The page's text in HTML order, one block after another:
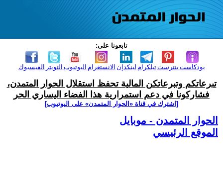
تابعونا على:
الفيسبوك التويتر اليوتيوب الانستغرام لينكدإن تيلكرامبنترست بودكاست
تبرعاتكم وتبرعاتكن المالية تحفظ استقلال الحوار المتمدن،
فشاركونا في دعم استمرارية هذا الفضاء اليساري الحر
[اشترك في قناة ‫«الحوار المتمدن» على اليوتيوب]
الحوار المتمدن - موبايل
الموقع الرئيسي